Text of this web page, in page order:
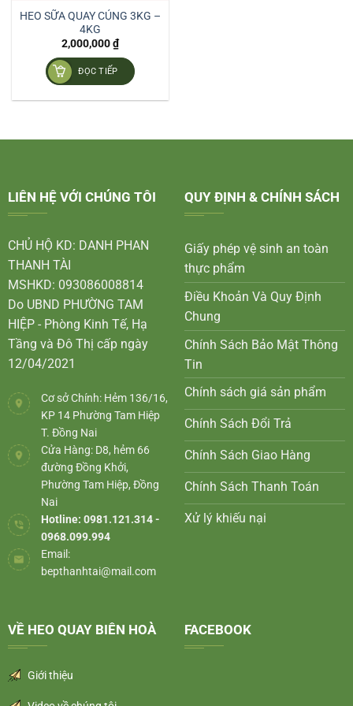
HEO SỮA QUAY CÚNG 3KG –
4KG
2,000,000₫
ĐỌC TIẾP
LIÊN HỆ VỚI CHÚNG TÔI
CHỦ HỘ KD: DANH PHAN
THANH TÀI
MSHKD: 093086008814
Do UBND PHƯỜNG TAM
HIỆP - Phòng Kinh Tế, Hạ
Tầng và Đô Thị cấp ngày
12/04/2021
Cơ sở Chính: Hẻm 136/16,
KP 14 Phường Tam Hiệp
T. Đồng Nai
Cửa Hàng: D8, hẻm 66
đường Đồng Khởi,
Phường Tam Hiệp, Đồng
Nai
Hotline: 0981.121.314 -
0968.099.994
Email:
bepthanhtai@mail.com
QUY ĐỊNH & CHÍNH SÁCH
Giấy phép vệ sinh an toàn
thực phẩm
Điều Khoản Và Quy Định
Chung
Chính Sách Bảo Mật Thông
Tin
Chính sách giá sản phẩm
Chính Sách Đổi Trả
Chính Sách Giao Hàng
Chính Sách Thanh Toán
Xử lý khiếu nại
VỀ HEO QUAY BIÊN HOÀ
Giới thiệu
FACEBOOK